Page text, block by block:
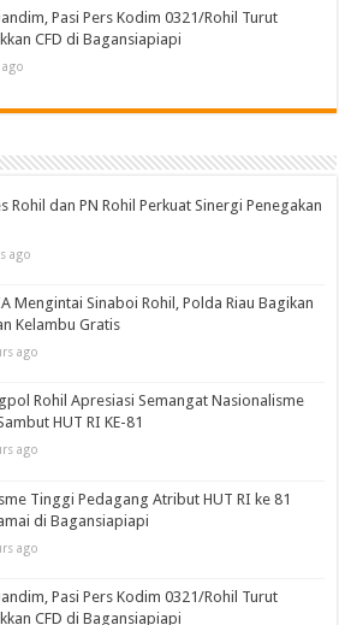
Pasi Pers Kodim 0321/Rohil Turut
CFD di Bagansiapiapi
ago
Rohil dan PN Rohil Perkuat Sinergi Penegakan
ago
Mengintai Sinaboi Rohil, Polda Riau Bagikan
Kelambu Gratis
ago
Rohil Apresiasi Semangat Nasionalisme
HUT RI KE-81
ago
Tinggi Pedagang Atribut HUT RI ke 81
di Bagansiapiapi
ago
Pasi Pers Kodim 0321/Rohil Turut
CFD di Bagansiapiapi